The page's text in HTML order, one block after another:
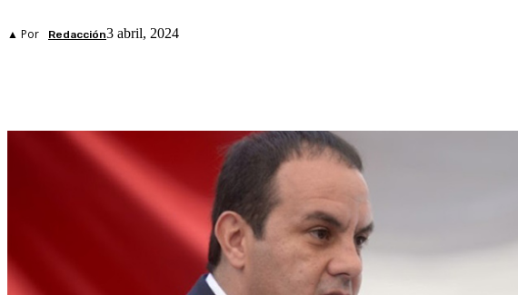
▲ Por Redacción3 abril, 2024